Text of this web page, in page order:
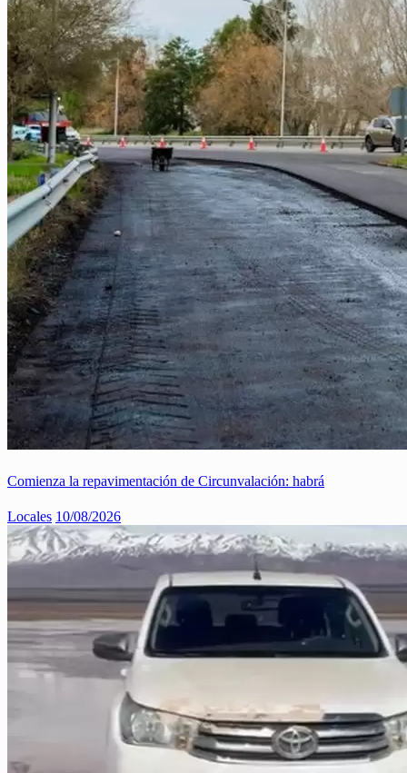
Comienza la repavimentación de Circunvalación: habrá
Locales 10/08/2026